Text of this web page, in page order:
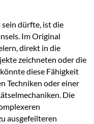
sein dürfte, ist die
Im Original
direkt in die
zeichneten oder die
diese Fähigkeit
Techniken oder einer
Die
ausgefeilteren